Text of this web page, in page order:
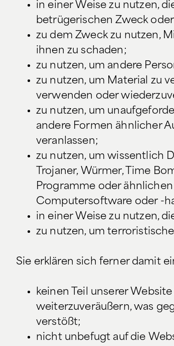
in einer Weise zu nutzen,
betrügerischen Zweck
zu dem Zweck zu nutzen,
ihnen zu schaden;
zu nutzen, um andere
zu nutzen, um Material zu
verwenden oder
zu nutzen, um
andere Formen ähnlicher
veranlassen;
zu nutzen, um wissentlich
Trojaner, Würmer, Time
Programme oder
Computersoftware oder -
in einer Weise zu nutzen,
zu nutzen, um
Sie erklären sich ferner damit
keinen Teil unserer
weiterzuveräußern, was
verstößt;
nicht unbefugt auf die